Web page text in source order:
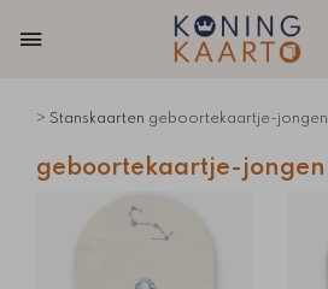
> Stanskaarten geboortekaartje-jongen
geboortekaartje-jongen